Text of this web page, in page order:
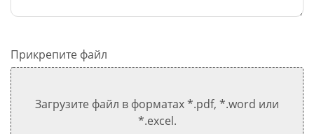
Прикрепите файл
Загрузите файл в форматах *.pdf, *.word или
*.excel.